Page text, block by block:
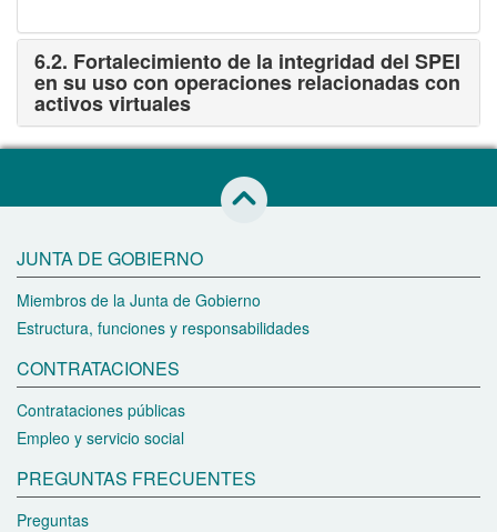
6.2. Fortalecimiento de la integridad del SPEI
en su uso con operaciones relacionadas con
activos virtuales
JUNTA DE GOBIERNO
Miembros de la Junta de Gobierno
Estructura, funciones y responsabilidades
CONTRATACIONES
Contrataciones públicas
Empleo y servicio social
PREGUNTAS FRECUENTES
Preguntas